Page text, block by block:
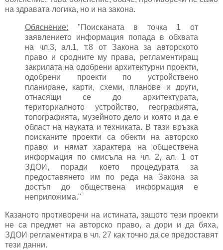
на здравата логика, но и на закона.
Обяснение: "Поисканата в точка 1 от
заявлението информация попада в обхвата
на чл.3, ал.1, т.8 от Закона за авторското
право и сродните му права, регламентиращ
закрилата на одобрени архитектурни проекти,
одобрени проекти по устройствено
планиране, карти, схеми, планове и други,
отнасящи се до архитектурата,
териториалното устройство, географията,
топографията, музейното дело и която и да е
област на науката и техниката. В тази връзка
поисканите проекти са обекти на авторско
право и нямат характера на обществена
информация по смисъла на чл. 2, ал. 1 от
ЗДОИ, поради което процедурата за
предоставянето им по реда на Закона за
достъп до обществена информация е
неприложима."
Казаното противоречи на истината, защото тези проекти
не са предмет на авторско право, а дори и да бяха,
ЗДОИ регламентира в чл. 27 как точно да се предоставят
тези данни.